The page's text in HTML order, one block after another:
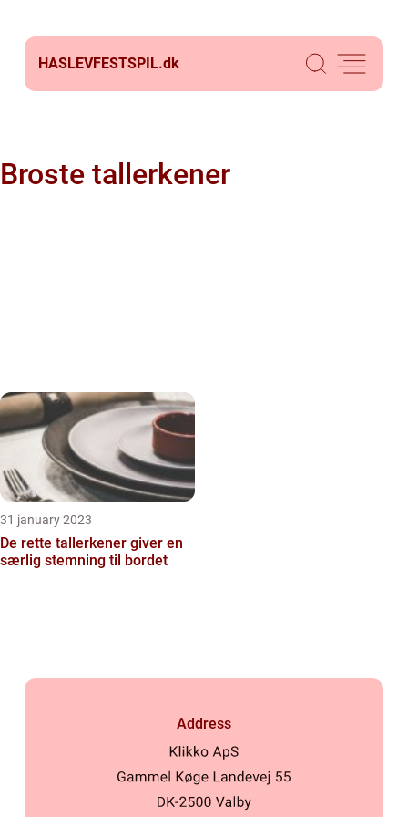
HASLEVFESTSPIL.dk
Broste tallerkener
31 january 2023
De rette tallerkener giver en
særlig stemning til bordet
Address